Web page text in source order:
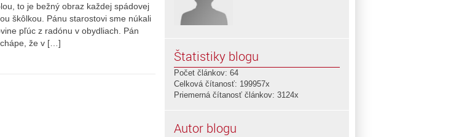
to je bežný obraz každej spádovej
škôlkou. Pánu starostovi sme núkali
pľúc z radónu v obydliach. Pán
že v […]
Štatistiky blogu
Počet článkov: 64
Celková čítanosť: 199957x
Priemerná čítanosť článkov: 3124x
Autor blogu